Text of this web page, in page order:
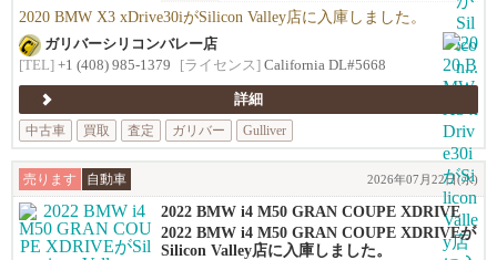
2020 BMW X3 xDrive30iがSilicon Valley店に入庫しました。
ガリバーシリコンバレー店
[TEL] +1 (408) 985-1379 [ライセンス] California DL#5668
詳細
中古車
買取 査定 ガリバー Gulliver
売ります 自動車 2026年07月22日(水)
2022 BMW i4 M50 GRAN COUPE XDRIVE
2022 BMW i4 M50 GRAN COUPE XDRIVEが
Silicon Valley店に入庫しました。